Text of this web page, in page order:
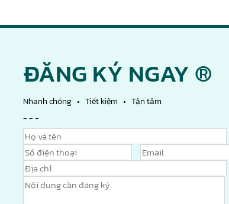
ĐĂNG KÝ NGAY ®
Nhanh chóng • Tiết kiệm • Tận tâm
- - -